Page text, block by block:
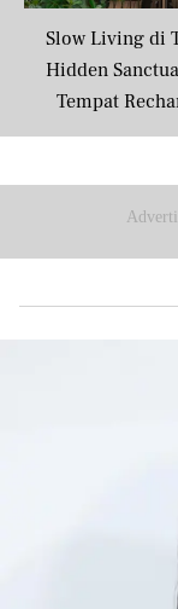
Slow Living di
Hidden
Tempat